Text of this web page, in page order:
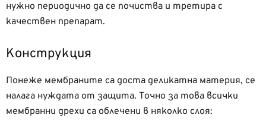
нужно периодично да се почиства и третира с
качествен препарат.
Конструкция
Понеже мембраните са доста деликатна материя, се
налага нуждата от защита. Точно за това всички
мембранни дрехи са облечени в няколко слоя: